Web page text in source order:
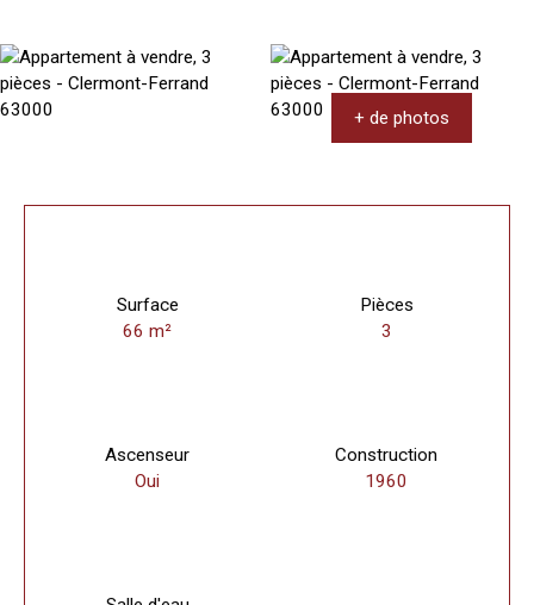
+ de photos
Surface
66m²
Pièces
3
Ascenseur
Oui
Construction
1960